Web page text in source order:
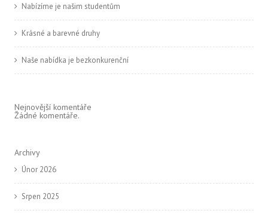
Nabízíme je našim studentům
Krásné a barevné druhy
Naše nabídka je bezkonkurenční
Nejnovější komentáře
Žádné komentáře.
Archivy
Únor 2026
Srpen 2025